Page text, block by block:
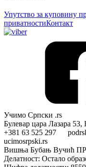
Упутство за куповину
приватностиКонтакт
Учимо Српски .rs
Булевар цара Лазара
+381 63 525 297
ucimosrpski.rs
Вишња Бубањ Вучић ПР
Делатност: Остало